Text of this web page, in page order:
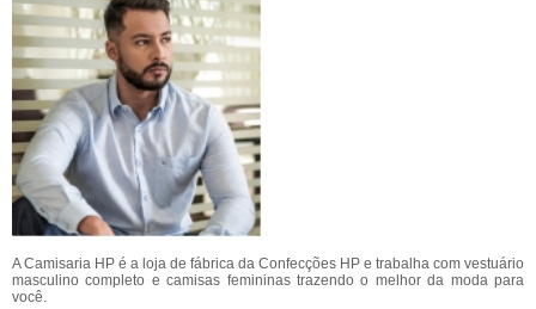
A Camisaria HP é a loja de fábrica da Confecções HP e trabalha com vestuário
masculino completo e camisas femininas trazendo o melhor da moda para
você.